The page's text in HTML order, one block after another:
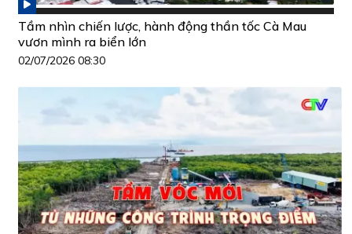
Tầm nhìn chiến lược, hành động thần tốc Cà Mau
vươn mình ra biển lớn
02/07/2026 08:30